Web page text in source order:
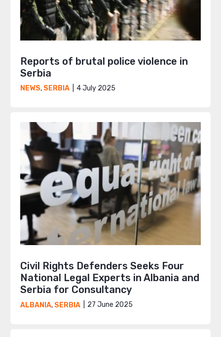
Reports of brutal police violence in
Serbia
NEWS, SERBIA 4 July 2025
Civil Rights Defenders Seeks Four
National Legal Experts in Albania and
Serbia for Consultancy
ALBANIA, SERBIA 27 June 2025